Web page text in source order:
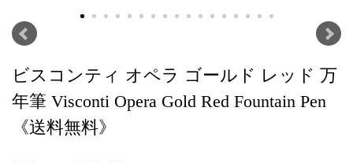
ビスコンティ オペラ ゴールド レッド 万
年筆 Visconti Opera Gold Red Fountain Pen
《送料無料》